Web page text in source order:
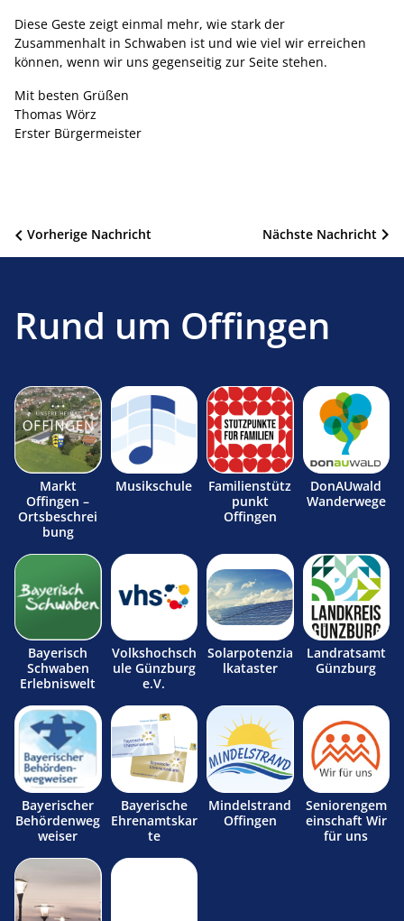
Diese Geste zeigt einmal mehr, wie stark der
Zusammenhalt in Schwaben ist und wie viel wir erreichen
können, wenn wir uns gegenseitig zur Seite stehen.
Mit besten Grüßen
Thomas Wörz
Erster Bürgermeister
Beitragsnavigation Nächste Nachricht
Vorherige Nachricht
Rund um Offingen
Markt
Offingen –
Ortsbeschrei
bung
Musikschule
Familienstütz
punkt
Offingen
DonAUwald
Wanderwege
Bayerisch
Schwaben
Erlebniswelt
Volkshochsch
ule Günzburg
e.V.
Solarpotenzia
lkataster
Landratsamt
Günzburg
Bayerischer
Behördenweg
weiser
Bayerische
Ehrenamtskar
te
Mindelstrand
Offingen
Seniorengem
einschaft Wir
für uns